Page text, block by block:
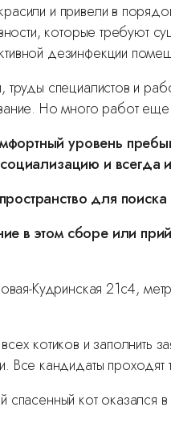
и привели в
которые требуют
дезинфекции
специалистов и
Но много работ
уровень
и всегда
для
в этом сборе или
Кудринская 21с4,
котиков и заполнить
кандидаты проходят
кот оказался